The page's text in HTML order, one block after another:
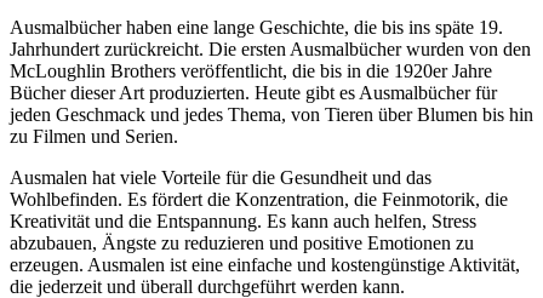
Ausmalbücher haben eine lange Geschichte, die bis ins späte 19.
Jahrhundert zurückreicht. Die ersten Ausmalbücher wurden von den
McLoughlin Brothers veröffentlicht, die bis in die 1920er Jahre
Bücher dieser Art produzierten. Heute gibt es Ausmalbücher für
jeden Geschmack und jedes Thema, von Tieren über Blumen bis hin
zu Filmen und Serien.
Ausmalen hat viele Vorteile für die Gesundheit und das
Wohlbefinden. Es fördert die Konzentration, die Feinmotorik, die
Kreativität und die Entspannung. Es kann auch helfen, Stress
abzubauen, Ängste zu reduzieren und positive Emotionen zu
erzeugen. Ausmalen ist eine einfache und kostengünstige Aktivität,
die jederzeit und überall durchgeführt werden kann.